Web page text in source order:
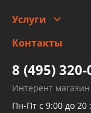
Заправка
Детейлинг
Услуги
высокого давления
Тормозных трубок
Рукавов
Рукавов
Контакты
8 (495) 320-
Интерент магазин
Пн-Пт с 9:00 до 20